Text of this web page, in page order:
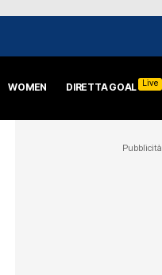
WOMEN DIRETTA GOAL Live
Pubblicità